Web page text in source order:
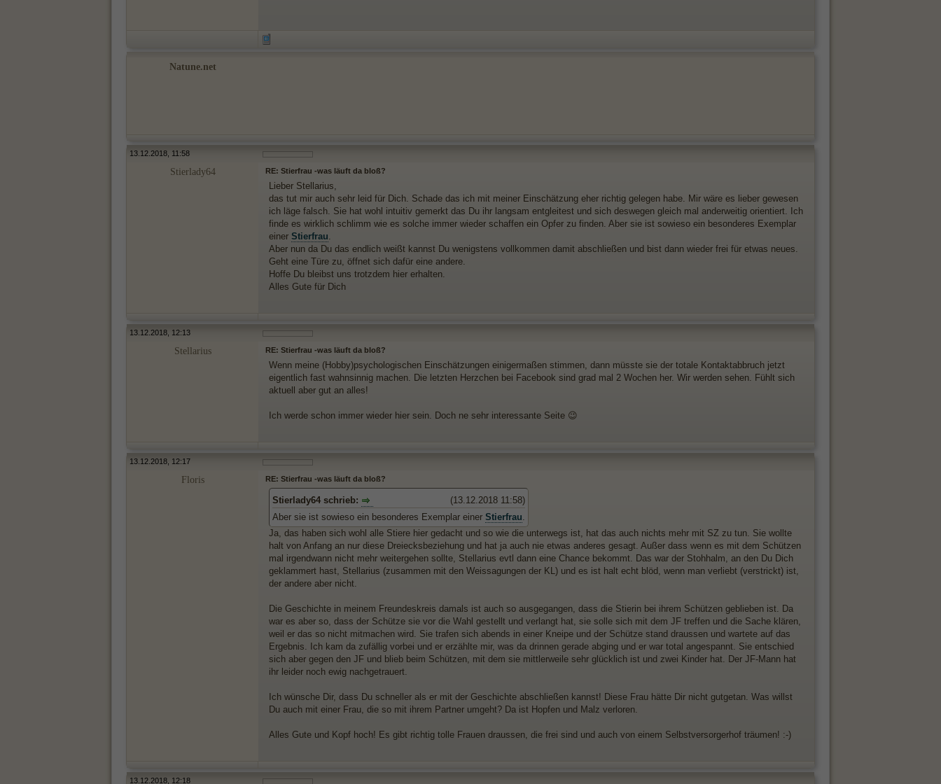
Natune.net
13.12.2018, 11:58
Stierlady64 RE: Stierfrau -was läuft da bloß?
Lieber Stellarius,
das tut mir auch sehr leid für Dich. Schade das ich mit meiner Einschätzung eher richtig gelegen habe. Mir wäre es lieber gewesen
ich läge falsch. Sie hat wohl intuitiv gemerkt das Du ihr langsam entgleitest und sich deswegen gleich mal anderweitig orientiert. Ich
finde es wirklich schlimm wie es solche immer wieder schaffen ein Opfer zu finden. Aber sie ist sowieso ein besonderes Exemplar
einer Stierfrau.
Aber nun da Du das endlich weißt kannst Du wenigstens vollkommen damit abschließen und bist dann wieder frei für etwas neues.
Geht eine Türe zu, öffnet sich dafür eine andere.
Hoffe Du bleibst uns trotzdem hier erhalten.
Alles Gute für Dich
13.12.2018, 12:13
Stellarius RE: Stierfrau -was läuft da bloß?
Wenn meine (Hobby)psychologischen Einschätzungen einigermaßen stimmen, dann müsste sie der totale Kontaktabbruch jetzt
eigentlich fast wahnsinnig machen. Die letzten Herzchen bei Facebook sind grad mal 2 Wochen her. Wir werden sehen. Fühlt sich
aktuell aber gut an alles!
Ich werde schon immer wieder hier sein. Doch ne sehr interessante Seite 😉
13.12.2018, 12:17
Floris RE: Stierfrau -was läuft da bloß?
(13.12.2018 11:58)
Stierlady64 schrieb:
Aber sie ist sowieso ein besonderes Exemplar einer Stierfrau
Ja, das haben sich wohl alle Stiere hier gedacht und so wie die unterwegs ist, hat das auch nichts mehr mit SZ zu tun. Sie wollte
halt von Anfang an nur diese Dreiecksbeziehung und hat ja auch nie etwas anderes gesagt. Außer dass wenn es mit dem Schützen
mal irgendwann nicht mehr weitergehen sollte, Stellarius evtl dann eine Chance bekommt. Das war der Stohhalm, an den Du Dich
geklammert hast, Stellarius (zusammen mit den Weissagungen der KL) und es ist halt echt blöd, wenn man verliebt (verstrickt) ist,
der andere aber nicht.
Die Geschichte in meinem Freundeskreis damals ist auch so ausgegangen, dass die Stierin bei ihrem Schützen geblieben ist. Da
war es aber so, dass der Schütze sie vor die Wahl gestellt und verlangt hat, sie solle sich mit dem JF treffen und die Sache klären,
weil er das so nicht mitmachen wird. Sie trafen sich abends in einer Kneipe und der Schütze stand draussen und wartete auf das
Ergebnis. Ich kam da zufällig vorbei und er erzählte mir, was da drinnen gerade abging und er war total angespannt. Sie entschied
sich aber gegen den JF und blieb beim Schützen, mit dem sie mittlerweile sehr glücklich ist und zwei Kinder hat. Der JF-Mann hat
ihr leider noch ewig nachgetrauert.
Ich wünsche Dir, dass Du schneller als er mit der Geschichte abschließen kannst! Diese Frau hätte Dir nicht gutgetan. Was willst
Du auch mit einer Frau, die so mit ihrem Partner umgeht? Da ist Hopfen und Malz verloren.
Alles Gute und Kopf hoch! Es gibt richtig tolle Frauen draussen, die frei sind und auch von einem Selbstversorgerhof träumen! :-)
13.12.2018, 12:18